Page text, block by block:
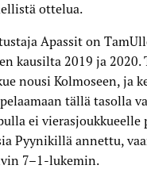
ottelua.
Apassit on
kausilta 2019 ja 2020.
nousi Kolmoseen, ja
tällä tasolla
ei vierasjoukkueelle
Pyynikillä annettu,
7–1-lukemin.